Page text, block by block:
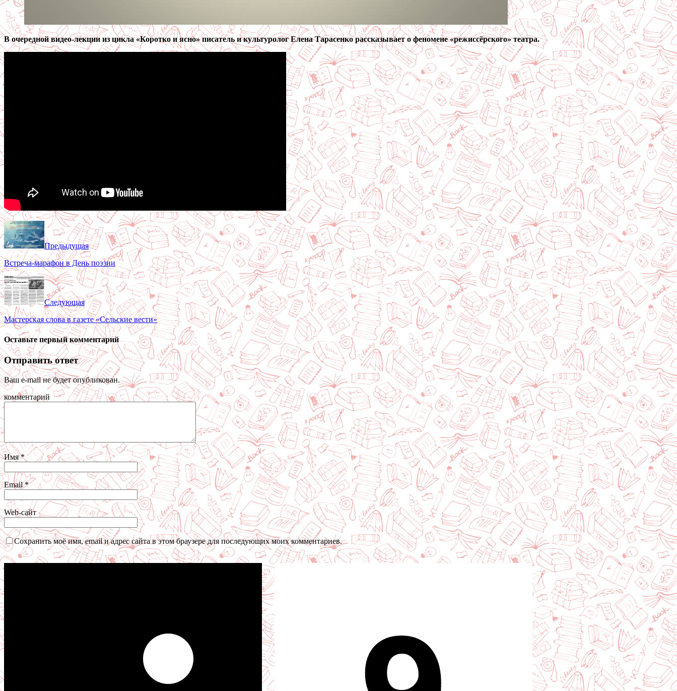
В очередной видео-лекции из цикла «Коротко и ясно» писатель и культуролог Елена Тарасенко рассказывает о феномене «режиссёрского» театра.
Предыдущая
Встреча-марафон в День поэзии
Следующая
Мастерская слова в газете «Сельские вести»
Оставьте первый комментарий
Отправить ответ
Ваш e-mail не будет опубликован.
комментарий
Имя*
Email*
Web-сайт
Сохранить моё имя, email и адрес сайта в этом браузере для последующих моих комментариев.